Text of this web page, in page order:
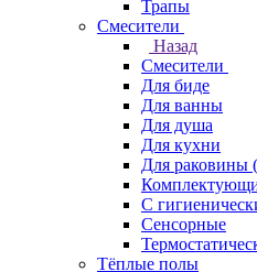
Трапы
Смесители
Назад
Смесители
Для биде
Для ванны
Для душа
Для кухни
Для раковины
С
Сенсорные
Тёплые полы